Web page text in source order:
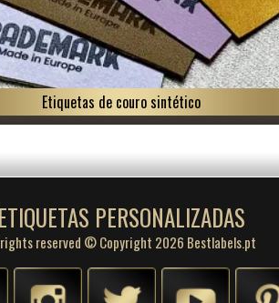
Etiquetas de couro sintético
ETIQUETAS PERSONALIZADAS
reserved © Copyright 2026 Bestlabels.pt